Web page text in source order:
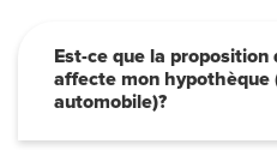
Est-ce que la
affecte mon hypothèque
automobile)?